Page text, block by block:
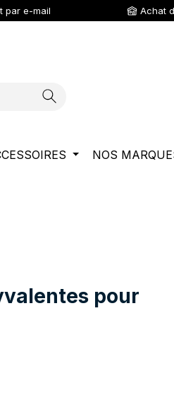
par e-mail Achat
NOS
pour